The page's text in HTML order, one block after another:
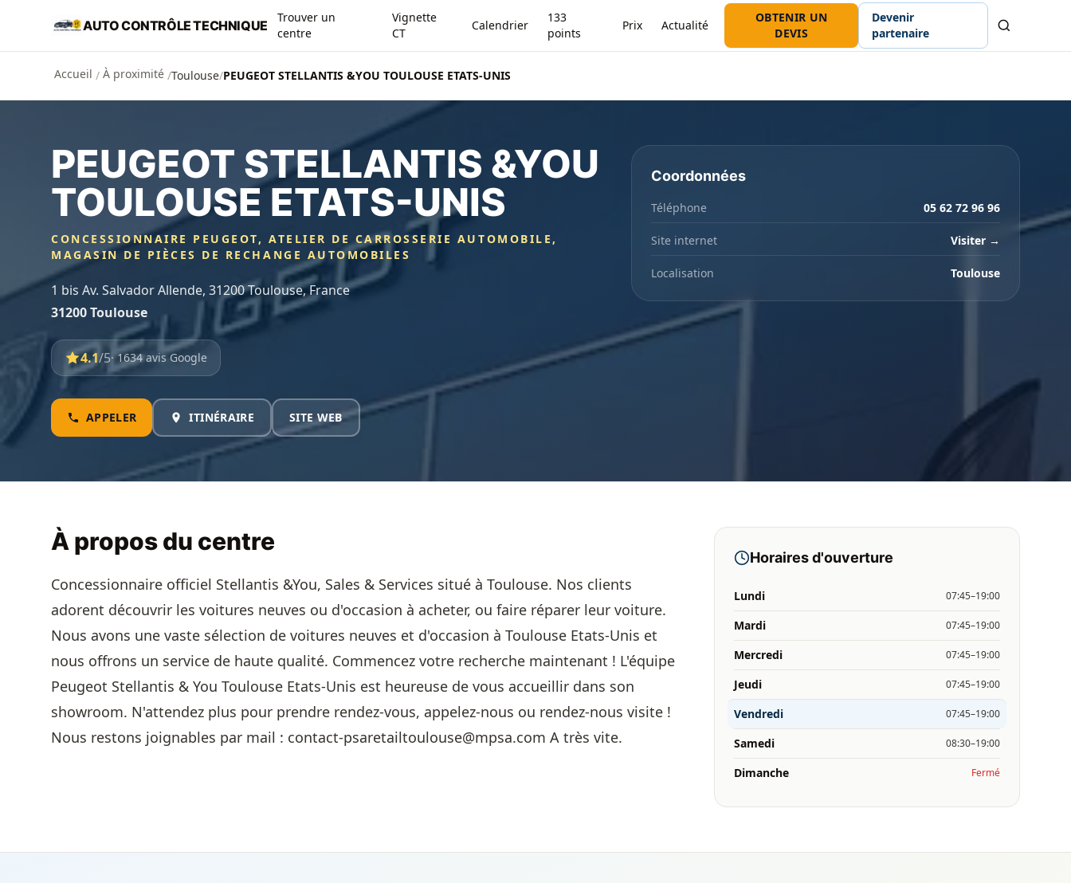
Aller au contenu principal
AUTO CONTRÔLE TECHNIQUE
Trouver un
centre
Vignette
CT
Calendrier
133
points
Prix Actualité
OBTENIR UN
DEVIS
Devenir
partenaire
Accueil / À proximité /Toulouse/PEUGEOT STELLANTIS &YOU TOULOUSE ETATS-UNIS
PEUGEOT STELLANTIS &YOU
TOULOUSE ETATS-UNIS
CONCESSIONNAIRE PEUGEOT, ATELIER DE CARROSSERIE AUTOMOBILE,
MAGASIN DE PIÈCES DE RECHANGE AUTOMOBILES
1 bis Av. Salvador Allende, 31200 Toulouse, France
31200 Toulouse
4.1/5· 1634 avis Google
APPELER ITINÉRAIRE SITE WEB
Coordonnées
Téléphone 05 62 72 96 96
Site internet Visiter →
Localisation Toulouse
À propos du centre
Concessionnaire officiel Stellantis &You, Sales & Services situé à Toulouse. Nos clients
adorent découvrir les voitures neuves ou d'occasion à acheter, ou faire réparer leur voiture.
Nous avons une vaste sélection de voitures neuves et d'occasion à Toulouse Etats-Unis et
nous offrons un service de haute qualité. Commencez votre recherche maintenant ! L'équipe
Peugeot Stellantis & You Toulouse Etats-Unis est heureuse de vous accueillir dans son
showroom. N'attendez plus pour prendre rendez-vous, appelez-nous ou rendez-nous visite !
Nous restons joignables par mail : contact-psaretailtoulouse@mpsa.com A très vite.
Horaires d'ouverture
Lundi 07:45–19:00
Mardi 07:45–19:00
Mercredi 07:45–19:00
Jeudi 07:45–19:00
Vendredi 07:45–19:00
Samedi 08:30–19:00
Dimanche Fermé